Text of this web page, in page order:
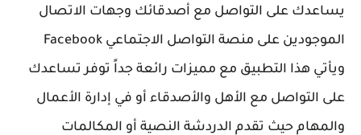
يساعدك على التواصل مع أصدقائك وجهات الاتصال
الموجودين على منصة التواصل الاجتماعي Facebook
ويأتي هذا التطبيق مع مميزات رائعة جداً توفر تساعدك
على التواصل مع الأهل والأصدقاء أو في إدارة الأعمال
والمهام حيث تقدم الدردشة النصية أو المكالمات